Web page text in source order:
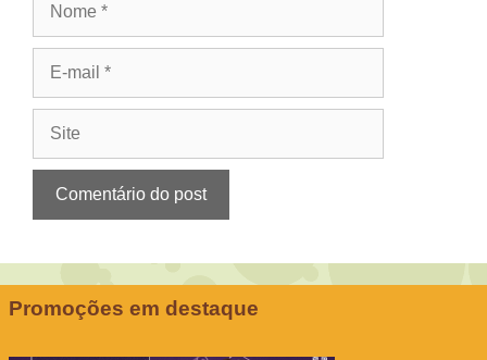
Promoções em destaque